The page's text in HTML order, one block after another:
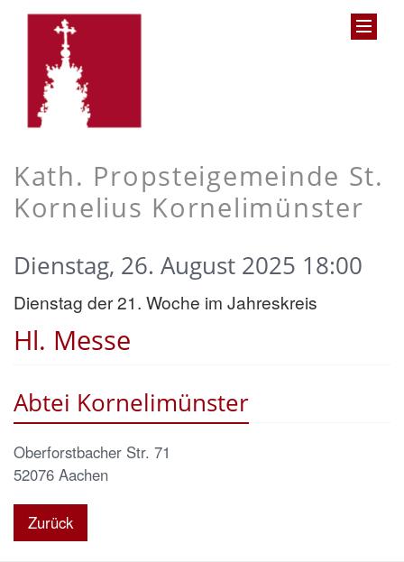
Kath. Propsteigemeinde St.
Kornelius Kornelimünster
Hl. Messe
Dienstag, 26. August 2025 18:00
Dienstag der 21. Woche im Jahreskreis
Abtei Kornelimünster
Oberforstbacher Str. 71
52076 Aachen
Zurück